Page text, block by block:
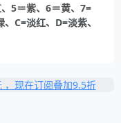
5＝紫、6＝黄、7=
C=淡红、D=淡紫、